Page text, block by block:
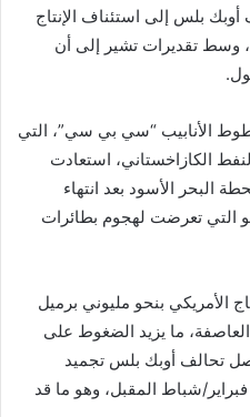
بلس إلى استئناف الإنتاج
وسط تقديرات تشير إلى أن
الأنابيب “سي بي سي”، التي
النفط الكازاخستاني، استعادت
البحر الأسود بعد انتهاء
التي تعرضت لهجوم بطائرات
الأمريكي بنحو مليوني برميل
ما يزيد الضغوط على
تحالف أوبك بلس تجميد
شباط المقبل، وهو ما قد